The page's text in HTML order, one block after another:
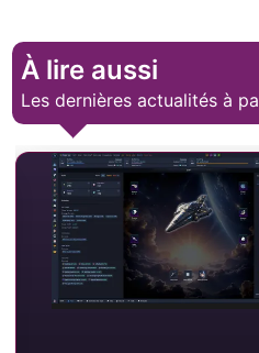
À lire aussi
Les dernières actualités à